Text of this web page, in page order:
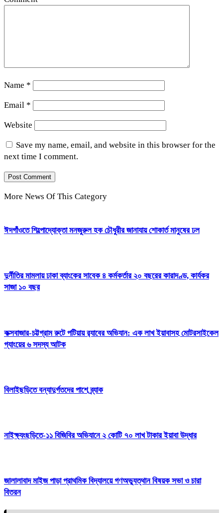
Name *
Email *
Website
Save my name, email, and website in this browser for the
next time I comment.
More News Of This Category
ঈদগাঁওতে শিল্পোদ্যোক্তা মনজুরুল হক চৌধুরীর জানাযায় শোকার্ত মানুষের ঢল
দুর্নীতির মামলায় ঢাকা ব্যাংকের সাবেক ৪ কর্মকর্তার ২০ বছরের কারাদণ্ড, কার্যকর
সাজা ১০ বছর
কক্সবাজার-চট্টগ্রাম রুটে পটিয়ায় র‍্যাবের অভিযান: এক লাখ ইয়াবাসহ মোটরসাইকেল
গ্যাংয়ের ৬ সদস্য আটক
বিলাইছড়িতে বন্যাদুর্গতদের পাশে ব্র্যাক
নাইক্ষ্যংছড়িতে-১১ বিজিবির অভিযানে ২ কোটি ৭০ লাখ টাকার ইয়াবা উদ্ধার
জালালাবাদ মাইজ পাড়া প্রাথমিক বিদ্যালয়ে গণঅভ্যুত্থান বিষয়ক সভা ও চারা
বিতরন